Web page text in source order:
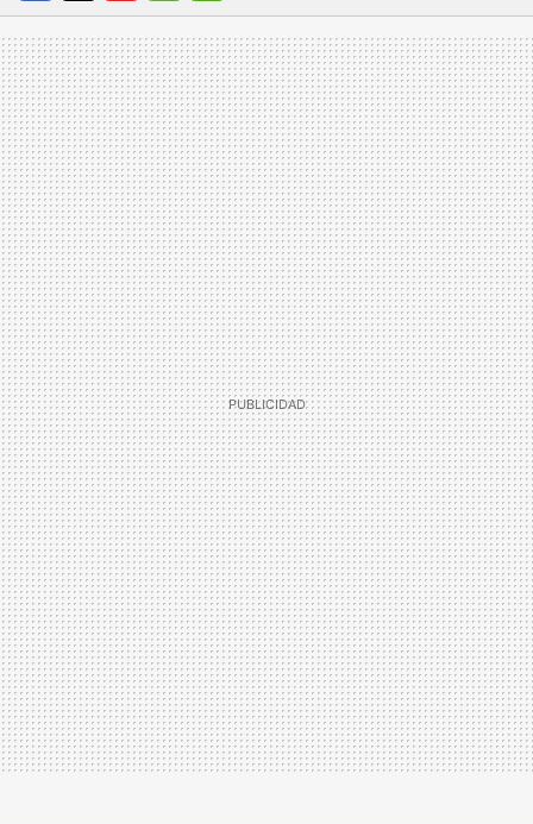
FACEBOOK
TWITTERFLIPBOARD
E-
MAIL
WHATSAPP